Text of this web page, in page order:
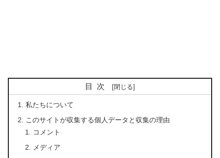
目次
私たちについて
このサイトが収集する個人データと収集の理由
コメント
メディア